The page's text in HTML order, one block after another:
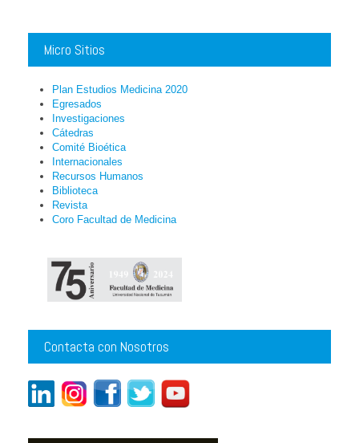
Micro Sitios
Plan Estudios Medicina 2020
Egresados
Investigaciones
Cátedras
Comité Bioética
Internacionales
Recursos Humanos
Biblioteca
Revista
Coro Facultad de Medicina
Contacta con Nosotros